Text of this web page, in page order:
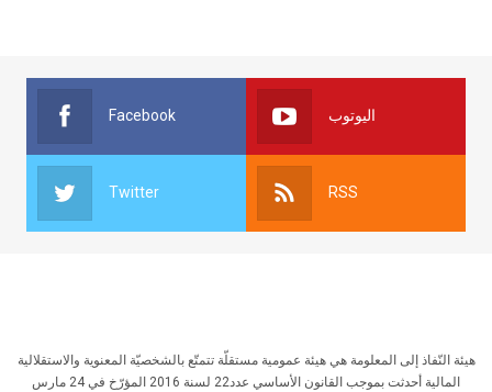
Facebook اليوتوب
Twitter RSS
هيئة النّفاذ إلى المعلومة هي هيئة عمومية مستقلّة تتمتّع بالشخصيّة المعنوية والاستقلالية
المالية أحدثت بموجب القانون الأساسي عدد22 لسنة 2016 المؤرّخ في 24 مارس